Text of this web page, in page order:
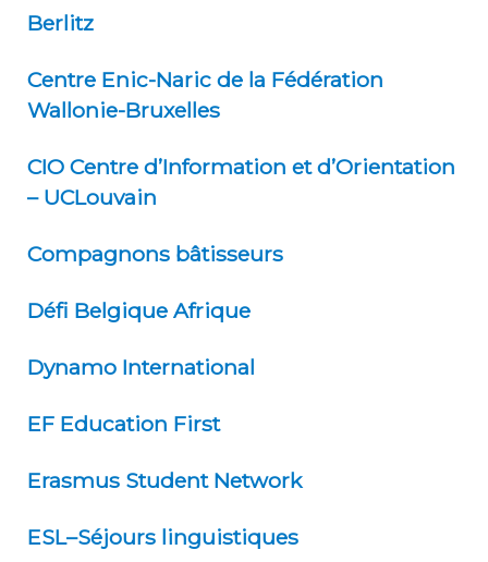
Berlitz
Centre Enic-Naric de la Fédération
Wallonie-Bruxelles
CIO Centre d’Information et d’Orientation
– UCLouvain
Compagnons bâtisseurs
Défi Belgique Afrique
Dynamo International
EF Education First
Erasmus Student Network
ESL–Séjours linguistiques